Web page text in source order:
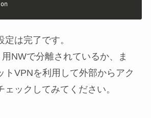
定は完了です。
NWで分離されているか、ま
トVPNを利用して外部からアク
ェックしてみてください。